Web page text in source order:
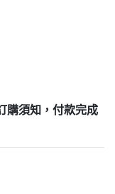
購須知 ，付款完成